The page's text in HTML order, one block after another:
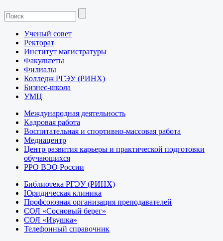
Ученый совет
Ректорат
Институт магистратуры
Факультеты
Филиалы
Колледж РГЭУ (РИНХ)
Бизнес-школа
УМЦ
Международная деятельность
Кадровая работа
Воспитательная и спортивно-массовая работа
Медиацентр
Центр развития карьеры и практической подготовки
обучающихся
РРО ВЭО России
Библиотека РГЭУ (РИНХ)
Юридическая клиника
Профсоюзная организация преподавателей
СОЛ «Сосновый берег»
СОЛ «Ивушка»
Телефонный справочник